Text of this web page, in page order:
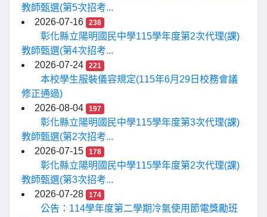
教師甄選(第5次招考...
2026-07-16
238
彰化縣立陽明國民中學115學年度第2次代理(課)
教師甄選(第4次招考...
2026-07-24
221
本校學生服裝儀容規定(115年6月29日校務會議
修正通過)
2026-08-04
197
彰化縣立陽明國民中學115學年度第3次代理(課)
教師甄選(第2次招考...
2026-07-15
178
彰化縣立陽明國民中學115學年度第2次代理(課)
教師甄選(第3次招考...
2026-07-28
174
公告：114學年度第二學期冷氣使用節電獎勵班